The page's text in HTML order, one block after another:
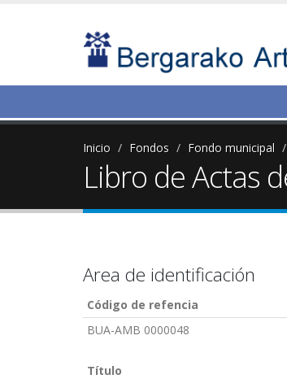
Inicio Fondos Fondo municipal
Libro de Actas
Area de identificación
Código de refencia
BUA-AMB 0000048
Título